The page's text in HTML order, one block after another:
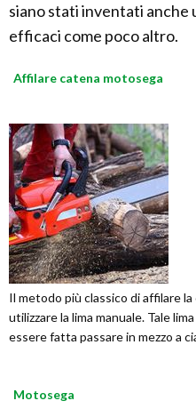
siano stati inventati anche
efficaci come poco altro.
Affilare catena motosega
Il metodo più classico di affilare
utilizzare la lima manuale. Tale
essere fatta passare in mezzo a
Motosega